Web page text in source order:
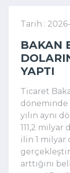
Tarih : 2026-
BAKAN
YAPTI
Ticaret
döneminde
yılın aynı
111,2 milyar
ilin 1 milyar
arttığını